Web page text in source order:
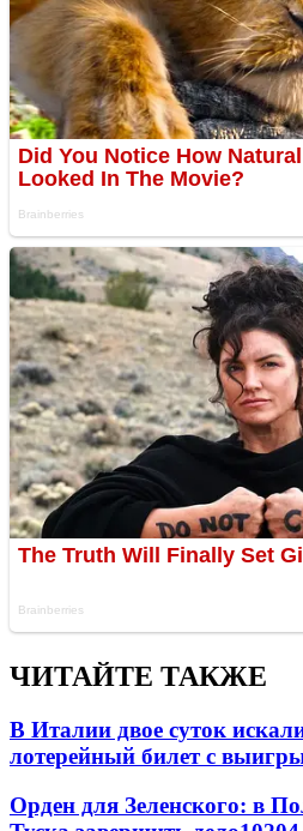
ЧИТАЙТЕ ТАКЖЕ
В Италии двое суток
лотерейный билет с
Орден для Зеленского: в